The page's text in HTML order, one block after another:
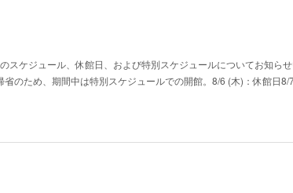
スケジュール、休館日、および特別スケジュールについてお知ら
のため、期間中は特別スケジュールでの開館。​8/6 (木)：休館日​